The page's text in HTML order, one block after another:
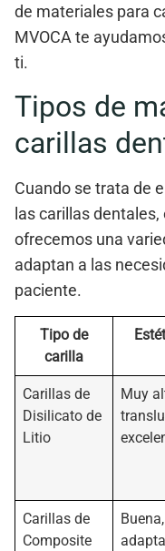
de materiales para
MVOCA te
ti.
Tipos de
carillas
Cuando se trata de
las carillas dentales,
ofrecemos una
adaptan a las
paciente.
Tipo de
carilla
Carillas de
Disilicato de
Litio
Muy
Carillas de
Composite